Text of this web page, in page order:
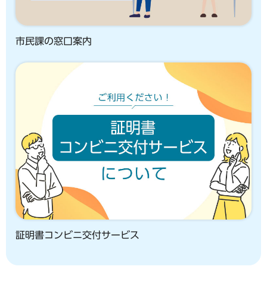
市民課の窓口案内
証明書コンビニ交付サービス